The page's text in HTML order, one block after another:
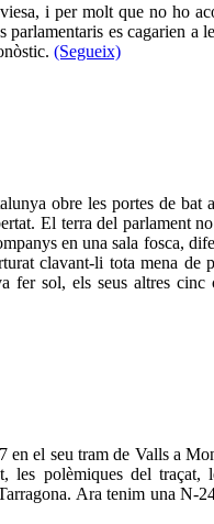
i per molt que no ho
es cagarien
(Segueix)
obre les portes de
El terra del parlament
en una sala fosca,
clavant-li tota mena
sol, els seus altres
el seu tram de Valls a
polèmiques del
Ara tenim una